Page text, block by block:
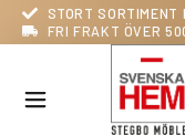
STORT SORTIMENT
FRI FRAKT ÖVER